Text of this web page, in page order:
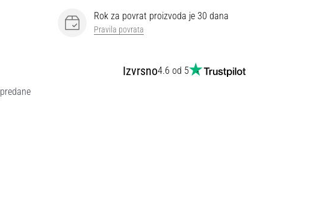
Rok za povrat proizvoda je 30 dana
Pravila povrata
Izvrsno4.6 od 5